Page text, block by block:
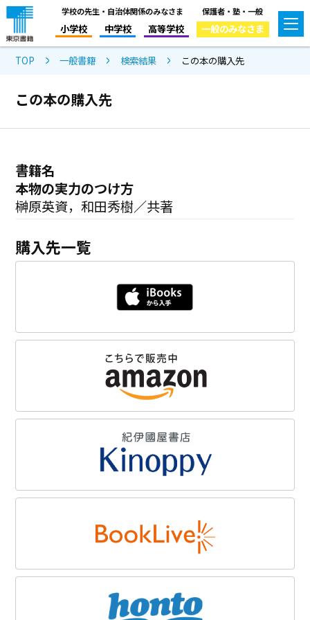
学校の先生・自治体関係のみなさま
小学校 中学校 高等学校
保護者・塾・一般
一般のみなさま
TOP 一般書籍 検索結果 この本の購入先
この本の購入先
書籍名
本物の実力のつけ方
榊原英資，和田秀樹／共著
購入先一覧